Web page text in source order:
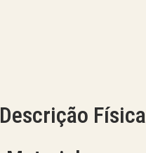
Descrição Física